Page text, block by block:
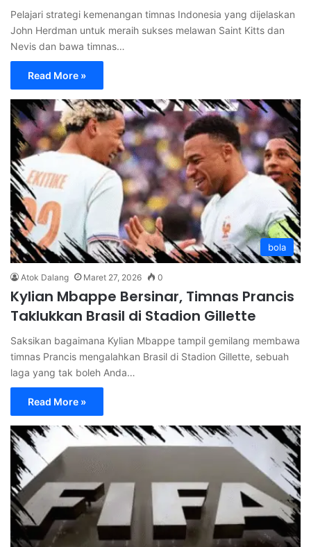
Pelajari strategi kemenangan timnas Indonesia yang dijelaskan
John Herdman untuk meraih sukses melawan Saint Kitts dan
Nevis dan bawa timnas…
Read More »
bola
Atok Dalang Maret 27, 2026 0
Kylian Mbappe Bersinar, Timnas Prancis
Taklukkan Brasil di Stadion Gillette
Saksikan bagaimana Kylian Mbappe tampil gemilang membawa
timnas Prancis mengalahkan Brasil di Stadion Gillette, sebuah
laga yang tak boleh Anda…
Read More »